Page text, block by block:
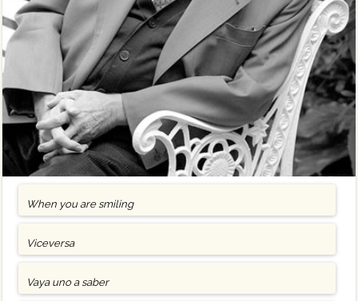
When you are smiling
Viceversa
Vaya uno a saber